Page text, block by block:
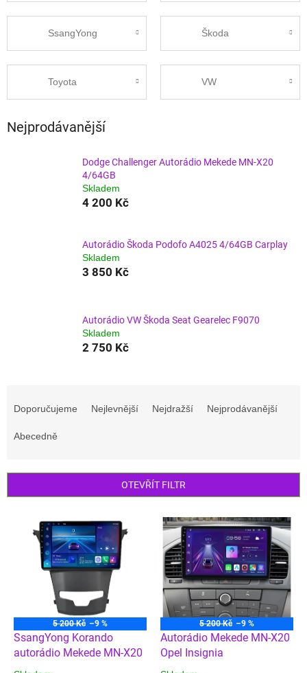
SsangYong Škoda
Toyota VW
Nejprodávanější
Dodge Challenger Autorádio Mekede MN-X20
4/64GB
Skladem
4 200 Kč
Autorádio Škoda Podofo A4025 4/64GB Carplay
Skladem
3 850 Kč
Autorádio VW Škoda Seat Gearelec F9070
Skladem
2 750 Kč
r
Doporučujeme Nejlevnější Nejdražší Nejprodávanější
Abecedně
OTEVŘÍT FILTR
5 200 Kč –9 %
SsangYong Korando
autorádio Mekede MN-X20
5 200 Kč –9 %
Autorádio Mekede MN-X20
Opel Insignia